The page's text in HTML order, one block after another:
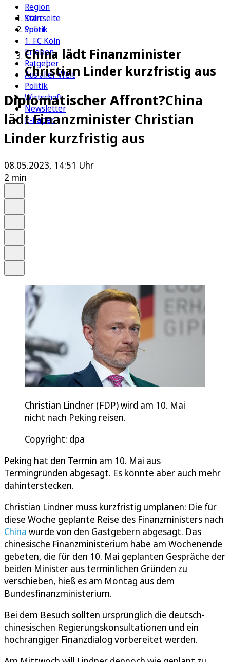
Region
Köln
Sport
1. FC Köln
Erleben
Ratgeber
Aus aller Welt
Politik
Wirtschaft
Newsletter
E-Paper
Startseite
Politik
China lädt Finanzminister
Christian Linder kurzfristig aus
Diplomatischer Affront?China
lädt Finanzminister Christian
Linder kurzfristig aus
08.05.2023, 14:51 Uhr
2 min
Christian Lindner (FDP) wird am 10. Mai
nicht nach Peking reisen.
Copyright: dpa
Peking hat den Termin am 10. Mai aus
Termingründen abgesagt. Es könnte aber auch mehr
dahinterstecken.
Christian Lindner muss kurzfristig umplanen: Die für
diese Woche geplante Reise des Finanzministers nach
China wurde von den Gastgebern abgesagt. Das
chinesische Finanzministerium habe am Wochenende
gebeten, die für den 10. Mai geplanten Gespräche der
beiden Minister aus terminlichen Gründen zu
verschieben, hieß es am Montag aus dem
Bundesfinanzministerium.
Bei dem Besuch sollten ursprünglich die deutsch-
chinesischen Regierungskonsultationen und ein
hochrangiger Finanzdialog vorbereitet werden.